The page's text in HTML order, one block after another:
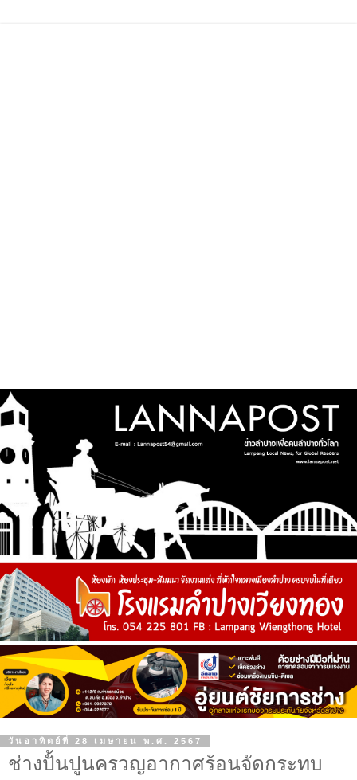
วันอาทิตย์ที่ 28 เมษายน พ.ศ. 2567
ช่างปั้นปูนครวญอากาศร้อนจัดกระทบ